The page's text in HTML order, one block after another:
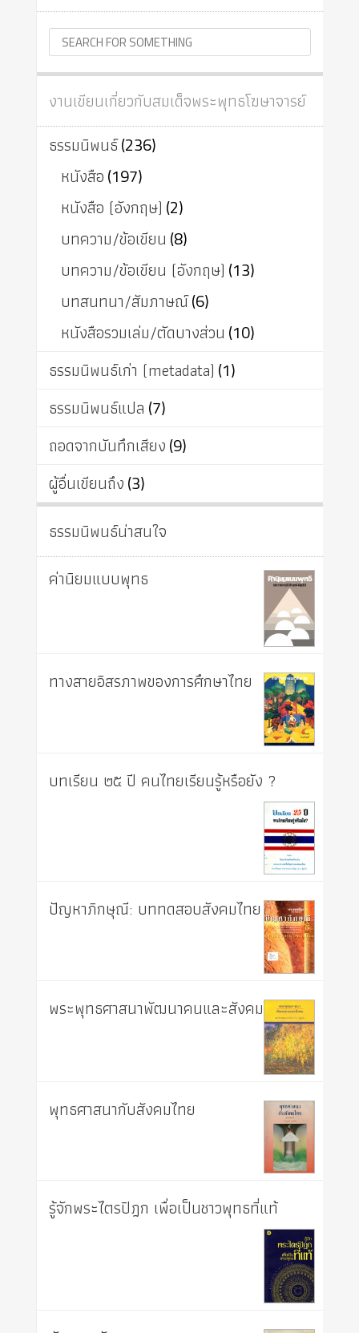
งานเขียนเกี่ยวกับสมเด็จพระพุทธโฆษาจารย์
ธรรมนิพนธ์(236)
หนังสือ(197)
หนังสือ (อังกฤษ) (2)
บทความ/ข้อเขียน (8)
บทความ/ข้อเขียน (อังกฤษ) (13)
บทสนทนา/สัมภาษณ์(6)
หนังสือรวมเล่ม/ตัดบางส่วน (10)
ธรรมนิพนธ์เก่า (metadata) (1)
ธรรมนิพนธ์แปล (7)
ถอดจากบันทึกเสียง(9)
ผู้อื่นเขียนถึง(3)
ธรรมนิพนธ์น่าสนใจ
ค่านิยมแบบพุทธ
ทางสายอิสรภาพของการศึกษาไทย
บทเรียน ๒๕ ปี คนไทยเรียนรู้หรือยัง ?
ปัญหาภิกษุณี: บททดสอบสังคมไทย
พระพุทธศาสนาพัฒนาคนและสังคม
พุทธศาสนากับสังคมไทย
รู้จักพระไตรปิฎก เพื่อเป็นชาวพุทธที่แท้